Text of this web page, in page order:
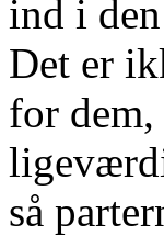
ind i
Det er
for
så